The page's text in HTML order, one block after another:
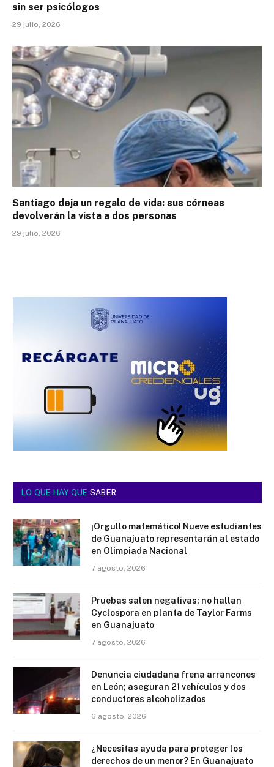
sin ser psicólogos
29 julio, 2026
Santiago deja un regalo de vida: sus córneas
devolverán la vista a dos personas
29 julio, 2026
LO QUE HAY QUE SABER
¡Orgullo matemático! Nueve estudiantes
de Guanajuato representarán al estado
en Olimpiada Nacional
7 agosto, 2026
Pruebas salen negativas: no hallan
Cyclospora en planta de Taylor Farms
en Guanajuato
7 agosto, 2026
Denuncia ciudadana frena arrancones
en León; aseguran 21 vehículos y dos
conductores alcoholizados
6 agosto, 2026
¿Necesitas ayuda para proteger los
derechos de un menor? En Guanajuato